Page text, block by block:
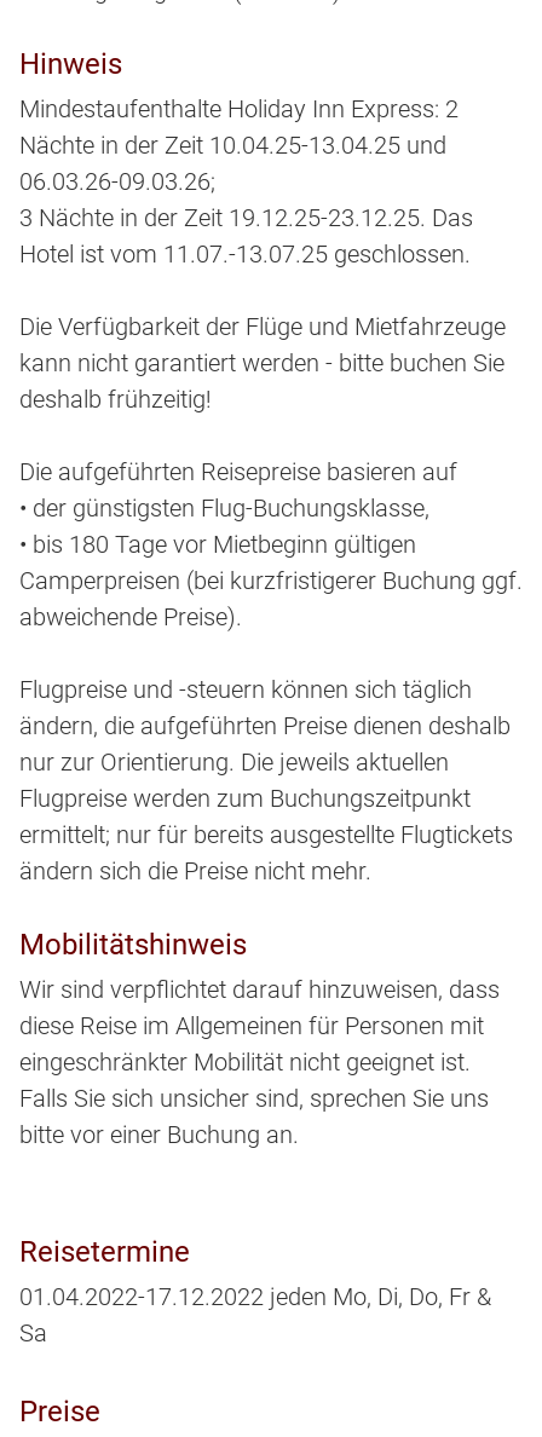
Hinweis
Mindestaufenthalte Holiday Inn Express: 2
Nächte in der Zeit 10.04.25-13.04.25 und
06.03.26-09.03.26;
3 Nächte in der Zeit 19.12.25-23.12.25. Das
Hotel ist vom 11.07.-13.07.25 geschlossen.
Die Verfügbarkeit der Flüge und Mietfahrzeuge
kann nicht garantiert werden - bitte buchen Sie
deshalb frühzeitig!
Die aufgeführten Reisepreise basieren auf
• der günstigsten Flug-Buchungsklasse,
• bis 180 Tage vor Mietbeginn gültigen
Camperpreisen (bei kurzfristigerer Buchung ggf.
abweichende Preise).
Flugpreise und -steuern können sich täglich
ändern, die aufgeführten Preise dienen deshalb
nur zur Orientierung. Die jeweils aktuellen
Flugpreise werden zum Buchungszeitpunkt
ermittelt; nur für bereits ausgestellte Flugtickets
ändern sich die Preise nicht mehr.
Mobilitätshinweis
Wir sind verpflichtet darauf hinzuweisen, dass
diese Reise im Allgemeinen für Personen mit
eingeschränkter Mobilität nicht geeignet ist.
Falls Sie sich unsicher sind, sprechen Sie uns
bitte vor einer Buchung an.
Reisetermine
01.04.2022-17.12.2022 jeden Mo, Di, Do, Fr &
Sa
Preise